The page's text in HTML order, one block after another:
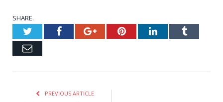
SHARE.
TwitterFacebookGoogle+PinterestLinkedInTumblr
Email
PREVIOUS ARTICLE